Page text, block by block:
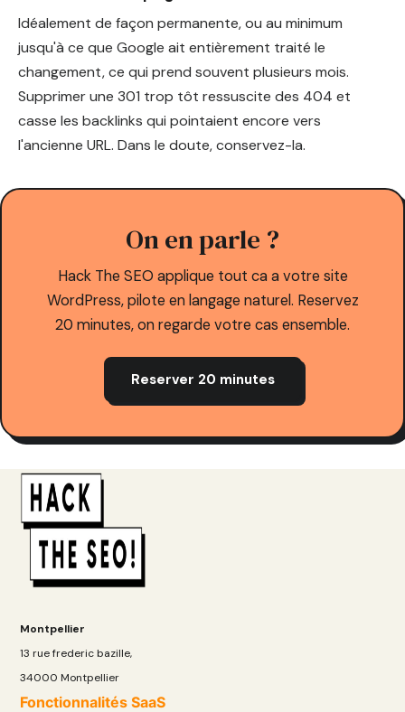
Idéalement de façon permanente, ou au minimum
jusqu'à ce que Google ait entièrement traité le
changement, ce qui prend souvent plusieurs mois.
Supprimer une 301 trop tôt ressuscite des 404 et
casse les backlinks qui pointaient encore vers
l'ancienne URL. Dans le doute, conservez-la.
On en parle ?
Hack The SEO applique tout ca a votre site
WordPress, pilote en langage naturel. Reservez
20 minutes, on regarde votre cas ensemble.
Reserver 20 minutes
Montpellier
13 rue frederic bazille,
34000 Montpellier
Fonctionnalités SaaS